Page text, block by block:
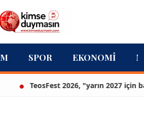
SPOR EKONOMI
TeosFest 2026, "yarın 2027 için